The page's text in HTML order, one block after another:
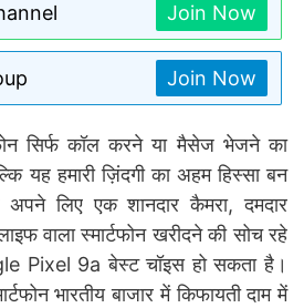
Join Now
Join Now
सिर्फ कॉल करने या मैसेज भेजने का
यह हमारी ज़िंदगी का अहम हिस्सा बन
लिए एक शानदार कैमरा, दमदार
वाला स्मार्टफोन खरीदने की सोच रहे
Pixel 9a बेस्ट चॉइस हो सकता है।
भारतीय बाजार में किफायती दाम में